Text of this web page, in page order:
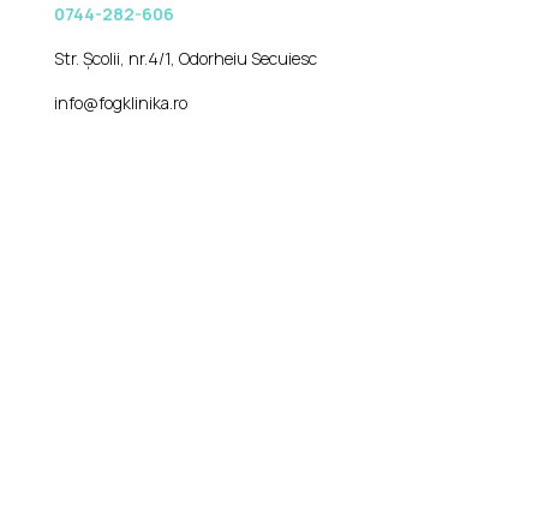
0744-282-606
Str. Școlii, nr.4/1, Odorheiu Secuiesc
info@fogklinika.ro